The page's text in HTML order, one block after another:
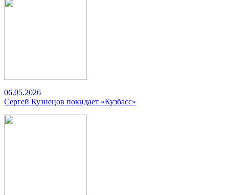
06.05.2026
Сергей Кузнецов покидает «Кузбасс»